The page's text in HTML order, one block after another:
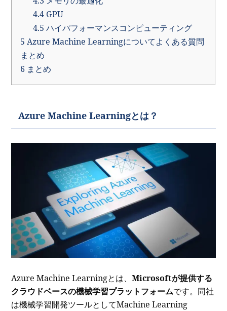
4.4GPU
4.5 ハイパフォーマンスコンピューティング
5 Azure Machine Learningについてよくある質問
まとめ
6 まとめ
Azure Machine Learningとは？
Azure Machine Learningとは、Microsoftが提供する
クラウドベースの機械学習プラットフォームです。同社
は機械学習開発ツールとしてMachine Learning